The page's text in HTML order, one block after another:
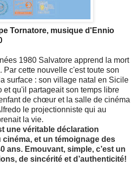
Tornatore, musique d'Ennio
1980 Salvatore apprend la mort
Par cette nouvelle c'est toute son
surface : son village natal en Sicile
et qu'il partageait son temps libre
de chœur et la salle de cinéma
le projectionniste qui au
la vie.
une véritable déclaration
cinéma, et un témoignage des
ans. Emouvant, simple, c’est un
de sincérité et d’authenticité!